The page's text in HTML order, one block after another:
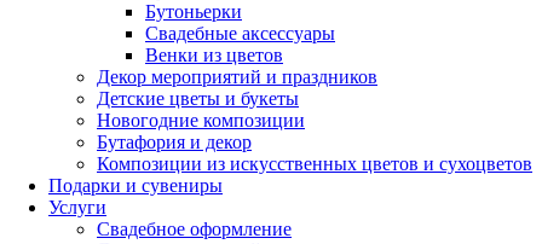
Бутоньерки
Свадебные аксессуары
Венки из цветов
Декор мероприятий и праздников
Детские цветы и букеты
Новогодние композиции
Бутафория и декор
Композиции из искусственных цветов и сухоцветов
Подарки и сувениры
Услуги
Свадебное оформление